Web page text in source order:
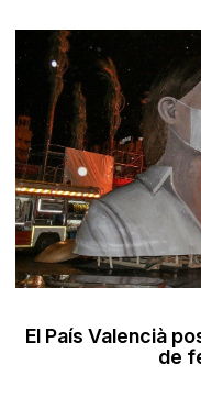
El País Valencià
de